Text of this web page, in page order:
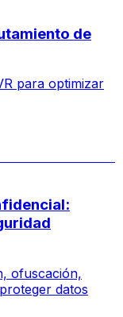
de
para optimizar
ofuscación,
datos